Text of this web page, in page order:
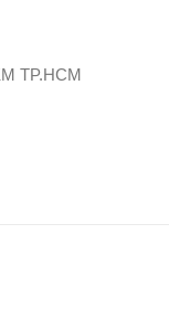
150W
TP.HCM